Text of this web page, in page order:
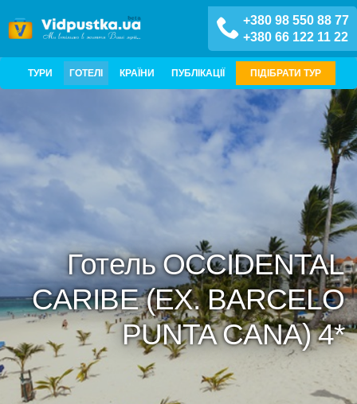
+380 98 550 88 77
+380 66 122 11 22
ТУРИ ГОТЕЛІ КРАЇНИ ПУБЛІКАЦІЇ ПІДІБРАТИ ТУР
Готель OCCIDENTAL
CARIBE (EX. BARCELO
PUNTA CANA) 4*